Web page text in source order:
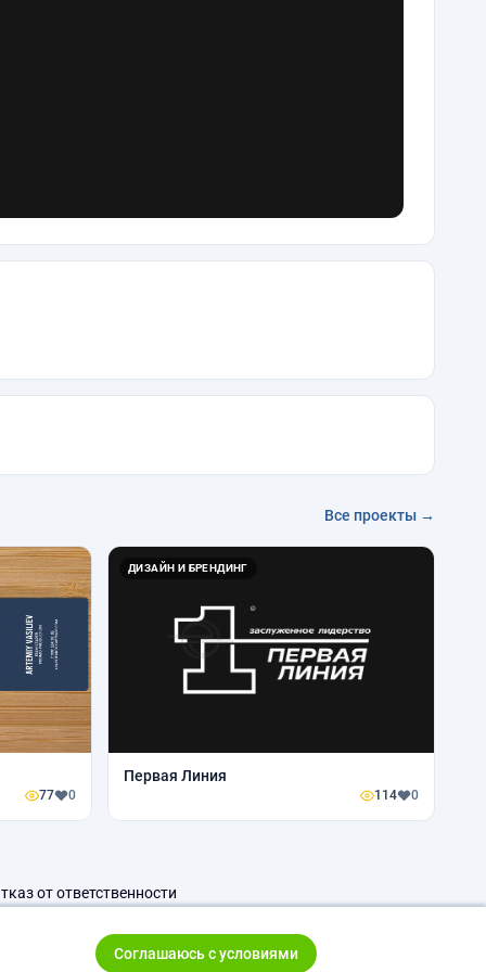
Все проекты →
77 0
ДИЗАЙН И БРЕНДИНГ
Первая Линия
114 0
от ответственности
Соглашаюсь с условиями